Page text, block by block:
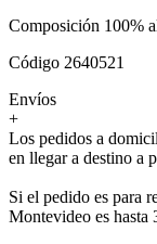
Composición 100%
Código 2640521
Envíos
+
Los pedidos a
en llegar a destino a
Si el pedido es para
Montevideo es hasta